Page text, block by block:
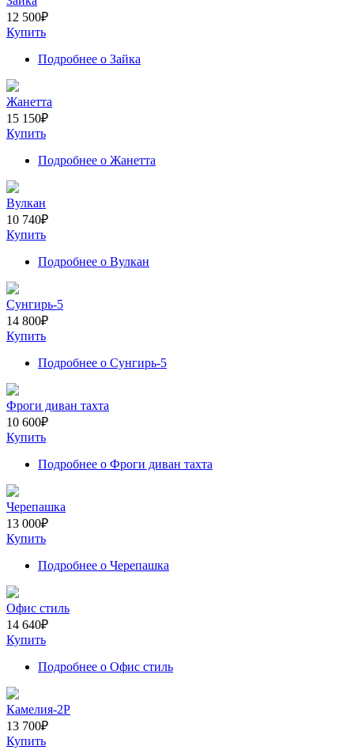
12 500₽
Купить
Подробнее о Зайка
Жанетта
15 150₽
Купить
Подробнее о Жанетта
Вулкан
10 740₽
Купить
Подробнее о Вулкан
Сунгирь-5
14 800₽
Купить
Подробнее о Сунгирь-5
Фроги диван тахта
10 600₽
Купить
Подробнее о Фроги диван тахта
Черепашка
13 000₽
Купить
Подробнее о Черепашка
Офис стиль
14 640₽
Купить
Подробнее о Офис стиль
Камелия-2Р
13 700₽
Купить